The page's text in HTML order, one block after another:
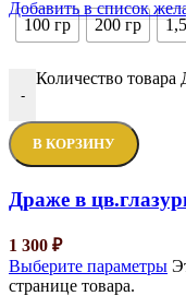
Добавить в список
100 гр
200 гр
-
Количество
В КОРЗИНУ
Драже в
1 300 ₽
Выберите параметры
странице товара.